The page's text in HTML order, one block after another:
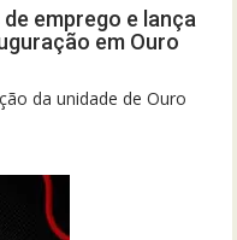
emprego e lança
em Ouro
da unidade de Ouro